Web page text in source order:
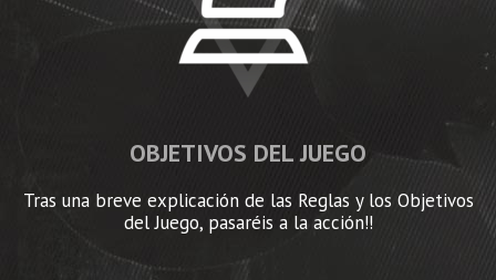
OBJETIVOS DEL JUEGO
Tras una breve explicación de las Reglas y los Objetivos
del Juego, pasaréis a la acción!!